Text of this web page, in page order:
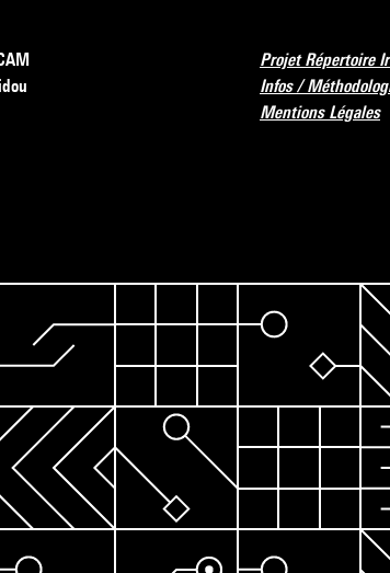
Projet Répertoire
Infos /
Mentions Légales